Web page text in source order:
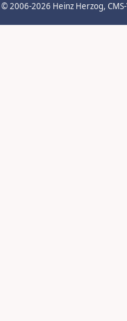
© 2006-2026 Heinz Herzog,